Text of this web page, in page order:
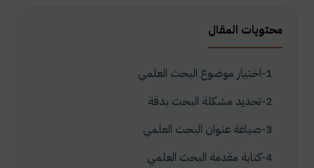
محتويات المقال
1-اختيار موضوع البحث العلمي
2-تحديد مشكلة البحث بدقة
3-صياغة عنوان البحث العلمي
4-كتابة مقدمة البحث العلمي